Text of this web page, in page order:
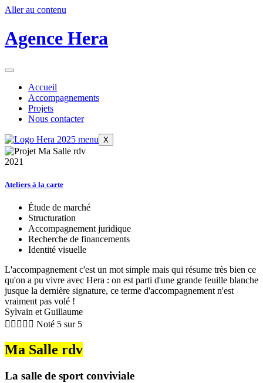
Aller au contenu
Agence Hera
Accueil
Accompagnements
Projets
Nous contacter
X
2021
Ateliers à la carte
Étude de marché
Structuration
Accompagnement juridique
Recherche de financements
Identité visuelle
L'accompagnement c'est un mot simple mais qui résume très bien ce
qu'on a pu vivre avec Hera : on est parti d'une grande feuille blanche
jusque la dernière signature, ce terme d'accompagnement n'est
vraiment pas volé !
Sylvain et Guillaume
     Noté 5 sur 5
Ma Salle rdv
La salle de sport conviviale